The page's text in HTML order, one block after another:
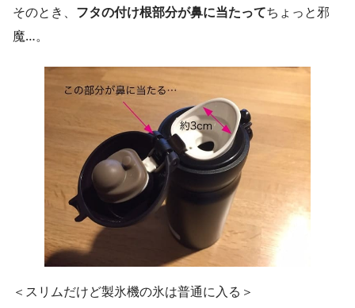
そのとき、 フタの付け根部分が鼻に当たってちょっと邪
魔…。
＜スリムだけど製氷機の氷は普通に入る＞